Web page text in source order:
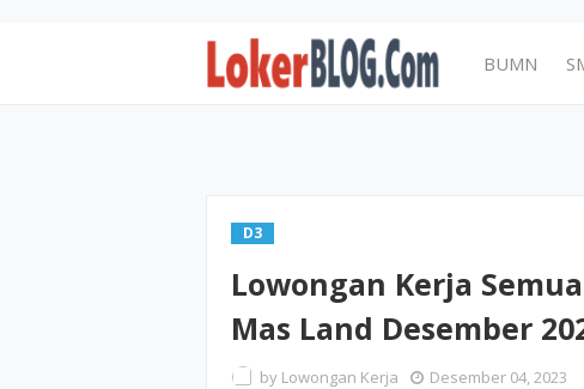
BUMN
D3
Lowongan Kerja
Mas Land Desember
by Lowongan Kerja Desember 04, 2023